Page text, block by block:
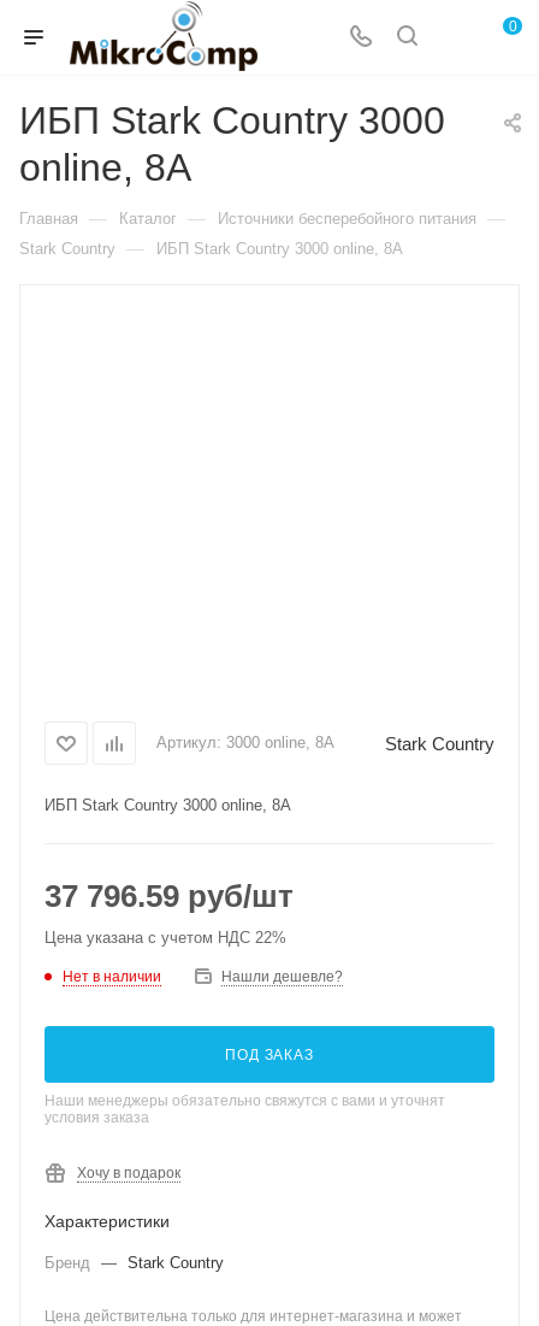
0
ИБП Stark Country 3000
online, 8А
Главная — Каталог — Источники бесперебойного питания —
Stark Country — ИБП Stark Country 3000 online, 8А
Артикул: 3000 online, 8А Stark Country
ИБП Stark Country 3000 online, 8А
37 796.59 руб/шт
Цена указана с учетом НДС 22%
Нет в наличии Нашли дешевле?
ПОД ЗАКАЗ
Наши менеджеры обязательно свяжутся с вами и уточнят
условия заказа
Хочу в подарок
Характеристики
Бренд — Stark Country
Цена действительна только для интернет-магазина и может